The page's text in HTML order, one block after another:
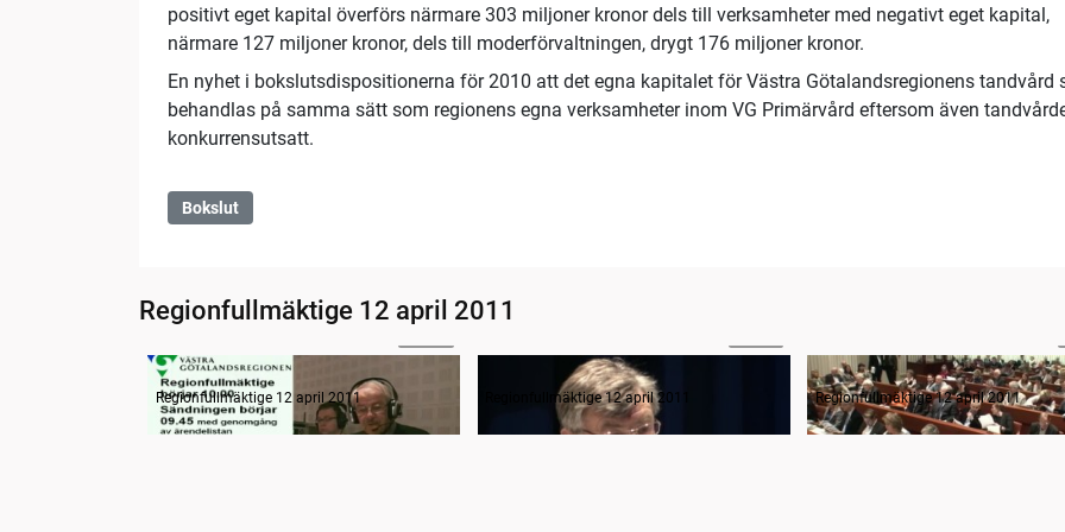
positivt eget kapital överförs närmare 303 miljoner kronor dels till verksamheter med negativt eget kapital,
närmare 127 miljoner kronor, dels till moderförvaltningen, drygt 176 miljoner kronor.
En nyhet i bokslutsdispositionerna för 2010 att det egna kapitalet för Västra Götalandsregionens tandvård
behandlas på samma sätt som regionens egna verksamheter inom VG Primärvård eftersom även
konkurrensutsatt.
Bokslut
Regionfullmäktige 12 april 2011
Radion informerar
Regionfullmäktige 12 april 2011
Sammanträdets öppnande
Regionfullmäktige 12 april 2011 Regionfullmäktige 12 april 2011